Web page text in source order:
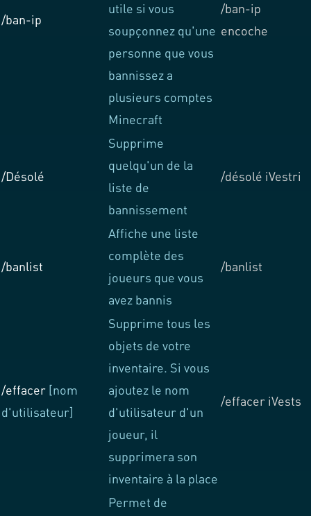
/ban-ip
utile si vous
soupçonnez qu'une
personne que vous
bannissez a
plusieurs comptes
Minecraft
/ban-ip
encoche
/Désolé
Supprime
quelqu'un de la
liste de
bannissement
/désolé iVestri
/banlist
Affiche une liste
complète des
joueurs que vous
avez bannis
/banlist
/effacer [nom
d'utilisateur]
Supprime tous les
objets de votre
inventaire. Si vous
ajoutez le nom
d'utilisateur d'un
joueur, il
supprimera son
inventaire à la place
/effacer iVests
Permet de